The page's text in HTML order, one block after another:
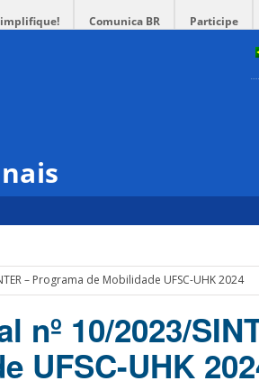
Comunica BR Participe
– Programa de Mobilidade UFSC-UHK 2024
nº 10/2023/
UFSC-UHK